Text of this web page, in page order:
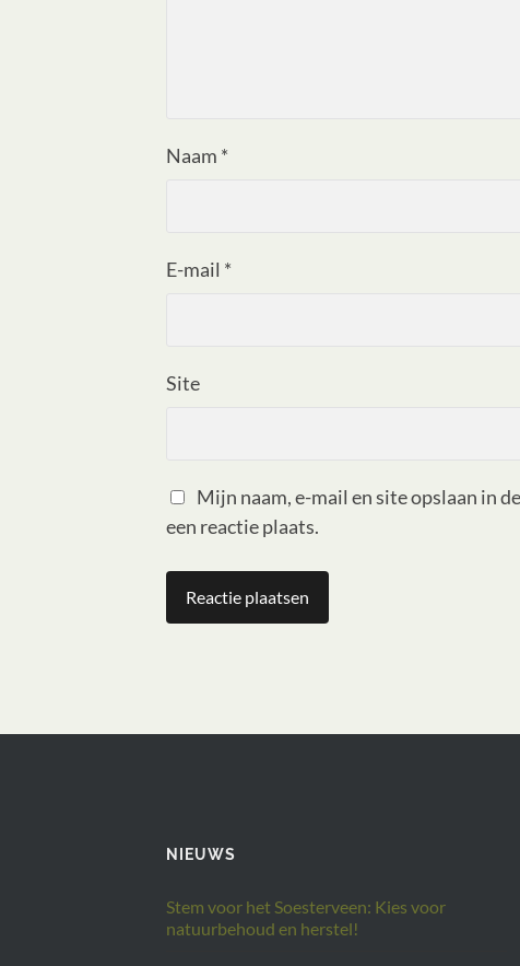
Naam *
E-mail *
Site
Mijn naam, e-mail en site opslaan in
een reactie plaats.
NIEUWS
Stem voor het Soesterveen: Kies voor
natuurbehoud en herstel!